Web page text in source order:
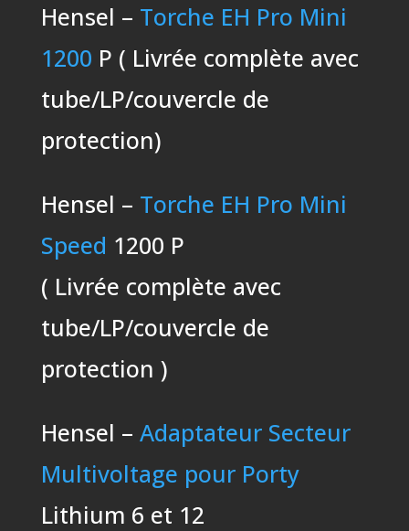
Hensel – Torche EH Pro Mini
1200 P ( Livrée complète avec
tube/LP/couvercle de
protection)
Hensel – Torche EH Pro Mini
Speed 1200 P
( Livrée complète avec
tube/LP/couvercle de
protection )
Hensel – Adaptateur Secteur
Multivoltage pour Porty
Lithium 6 et 12